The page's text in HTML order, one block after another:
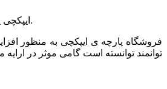
ایپکچی یکی از بزرگترین مراکز فروش انواع پارچه ی مبل، روتختی، پرده ای و … در تهران است که ارائه دهنده ی انواع پارچه ها در طرح ها و رنگ های متنوع و مدرن می باشد.
فروشگاه پارچه ی ایپکچی به منظور
توانمند توانسته است گامی موثر در